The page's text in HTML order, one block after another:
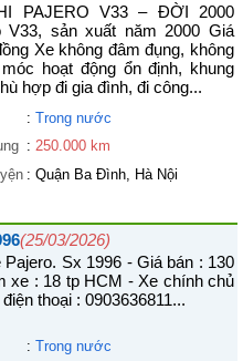
PAJERO V33 – ĐỜI 2000
V33, sản xuất năm 2000 Giá
Xe không đâm đụng, không
hoạt động ổn định, khung
hợp đi gia đình, đi công...
: Trong nước
: 250.000 km
: Quận Ba Đình, Hà Nội
(25/03/2026)
Sx 1996 - Giá bán : 130
xe : 18 tp HCM - Xe chính chủ
thoại : 0903636811...
: Trong nước